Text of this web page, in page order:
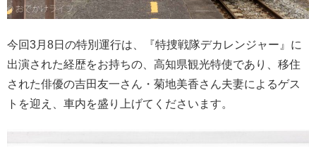
今回3月8日の特別運行は、『特捜戦隊デカレンジャー』に
出演された経歴をお持ちの、高知県観光特使であり、移住
された俳優の吉田友一さん・菊地美香さん夫妻によるゲス
トを迎え、車内を盛り上げてくださいます。